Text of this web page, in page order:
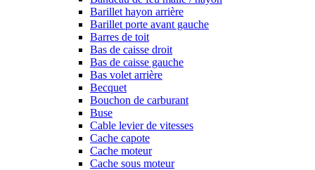
Barillet hayon arrière
Barillet porte avant gauche
Barres de toit
Bas de caisse droit
Bas de caisse gauche
Bas volet arrière
Becquet
Bouchon de carburant
Buse
Cable levier de vitesses
Cache capote
Cache moteur
Cache sous moteur